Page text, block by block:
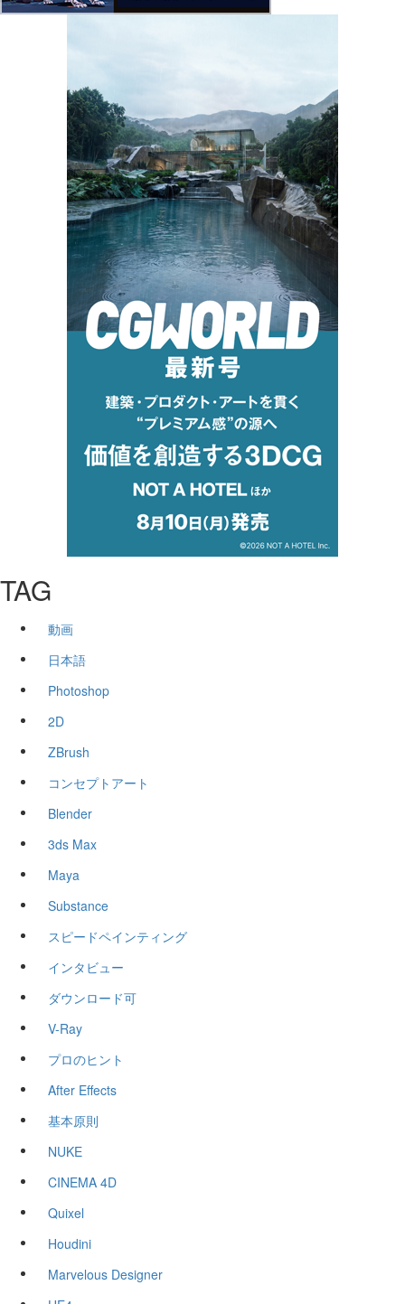
TAG
動画
日本語
Photoshop
2D
ZBrush
コンセプトアート
Blender
3ds Max
Maya
Substance
スピードペインティング
インタビュー
ダウンロード可
V-Ray
プロのヒント
After Effects
基本原則
NUKE
CINEMA 4D
Quixel
Houdini
Marvelous Designer